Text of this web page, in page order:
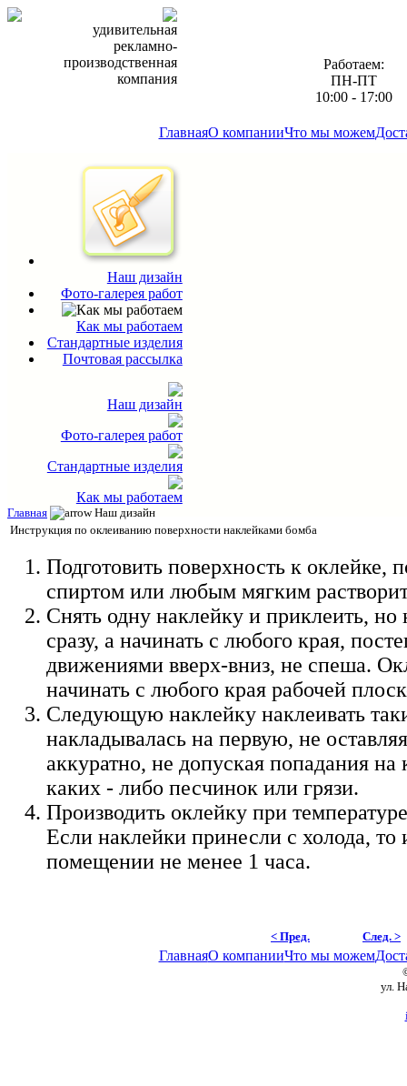
удивительная
рекламно-
производственная
компания
Работаем:
ПН-ПТ
10:00 - 17:00
ГлавнаяО компанииЧто мы можем
Наш дизайн
Фото-галерея работ
Как мы работаем
Стандартные изделия
Почтовая рассылка
Наш дизайн
Фото-галерея работ
Стандартные изделия
Как мы работаем
Главная
Наш дизайн
Инструкция по оклеиванию поверхности наклейками бомба
Подготовить поверхность к оклейке,
спиртом или любым мягким
Снять одну наклейку и приклеить, но
сразу, а начинать с любого края,
движениями вверх-вниз, не спеша.
начинать с любого края рабочей
Следующую наклейку наклеивать
накладывалась на первую, не
аккуратно, не допуская попадания
каких - либо песчинок или грязи.
Производить оклейку при
Если наклейки принесли с холода,
помещении не менее 1 часа.
< Пред. След. >
ГлавнаяО компанииЧто мы можем
ул.